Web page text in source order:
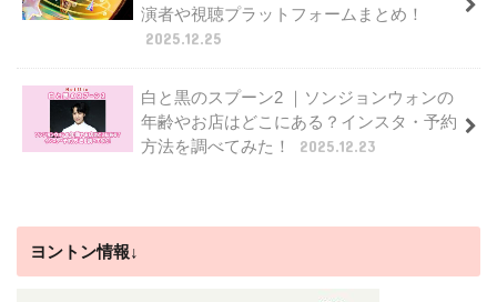
演者や視聴プラットフォームまとめ！
2025.12.25
白と黒のスプーン2 ｜ソンジョンウォンの
年齢やお店はどこにある？インスタ・予約
方法を調べてみた！
2025.12.23
ヨントン情報↓